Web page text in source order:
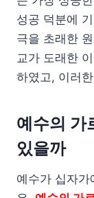
성공 덕분에
극을 초래한
교가 도래한
하였고, 이러
예수의 가
있을까
예수가 십자